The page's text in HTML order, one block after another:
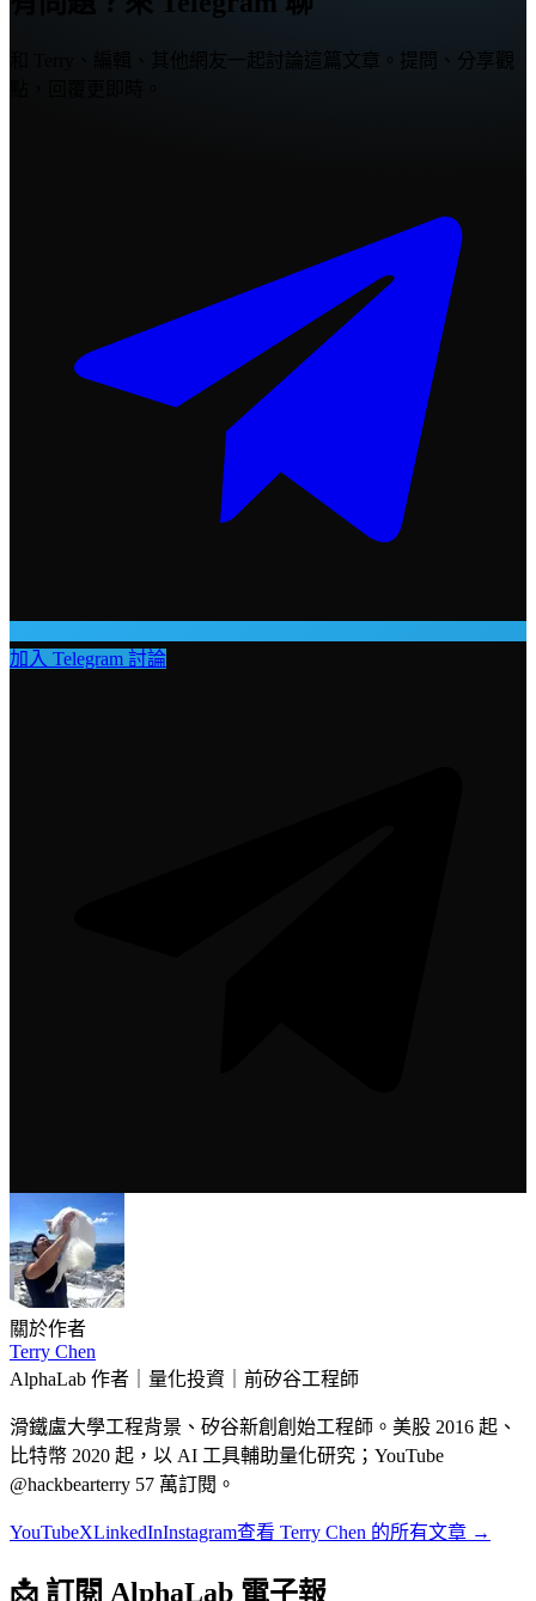
和 Terry、編輯、其他網友一起討論這篇文章。提問、分享觀
加入 Telegram 討論
關於作者
Terry Chen
AlphaLab 作者｜量化投資｜前矽谷工程師
滑鐵盧大學工程背景、矽谷新創創始工程師。美股 2016 起、
比特幣 2020 起，以 AI 工具輔助量化研究；YouTube
@hackbearterry 57 萬訂閱。
YouTubeXLinkedInInstagram查看 Terry Chen 的所有文章 →
📩 訂閱 AlphaLab 電子報